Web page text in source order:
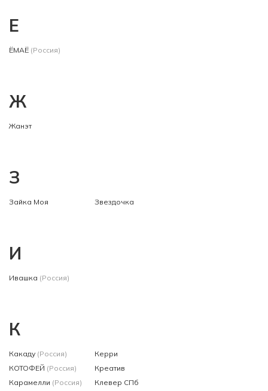
Е
ЁМАЁ (Россия)
Ж
Жанэт
З
Зайка Моя Звездочка
И
Ивашка (Россия)
К
Какаду (Россия)
КОТОФЕЙ (Россия)
Карамелли (Россия)
Керри
Креатив
Клевер СПб